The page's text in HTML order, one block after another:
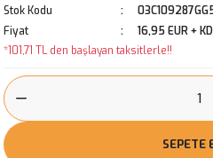
Stok Kodu
Fiyat
16,95 EUR +
*101,71 TL den başlayan taksitlerle!!
SEPETE